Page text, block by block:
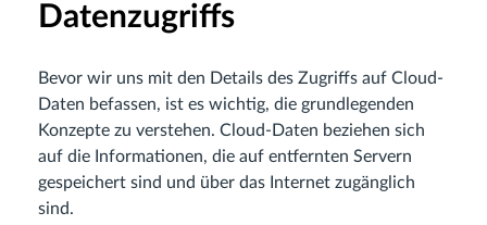
Datenzugriffs
Bevor wir uns mit den Details des Zugriffs auf Cloud-
Daten befassen, ist es wichtig, die grundlegenden
Konzepte zu verstehen. Cloud-Daten beziehen sich
auf die Informationen, die auf entfernten Servern
gespeichert sind und über das Internet zugänglich
sind.